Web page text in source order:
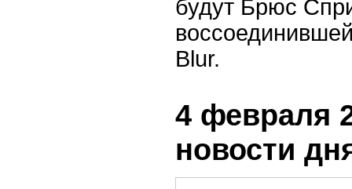
будут Брюс
Blur.
4 февраля
новости